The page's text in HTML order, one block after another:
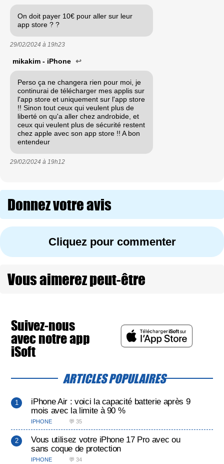
On doit payer 10€ pour aller sur leur
app store ? ?
29/02/2024 à 19h23
mikakim - iPhone ↩
Perso ça ne changera rien pour moi, je
continurai de télécharger mes applis sur
l'app store et uniquement sur l'app store
!! Sinon tout ceux qui veulent plus de
liberté on qu'a aller chez androbide, et
ceux qui veulent plus de sécurité restent
chez apple avec son app store !! A bon
entendeur
29/02/2024 à 19h12
Donnez votre avis
Cliquez pour commenter
Vous aimerez peut-être
Suivez-nous
avec notre app
iSoft
ARTICLES POPULAIRES
iPhone Air : voici la capacité batterie après 9
mois avec la limite à 90 %
IPHONE 💬 35
Vous utilisez votre iPhone 17 Pro avec ou
sans coque de protection
IPHONE 💬 34